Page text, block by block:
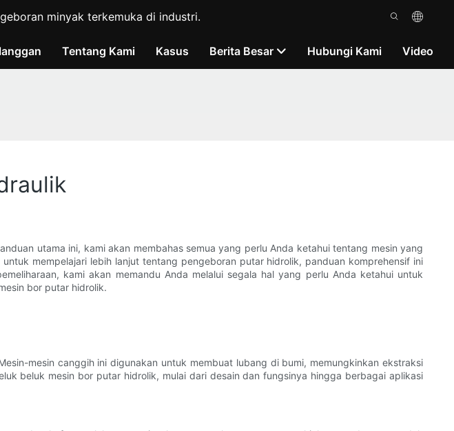
minyak terkemuka di industri.
Tentang Kami Kasus Berita Besar Hubungi Kami Video
utama ini, kami akan membahas semua yang perlu Anda ketahui tentang mesin yang
mempelajari lebih lanjut tentang pengeboran putar hidrolik, panduan komprehensif ini
kami akan memandu Anda melalui segala hal yang perlu Anda ketahui untuk
bor putar hidrolik.
mesin canggih ini digunakan untuk membuat lubang di bumi, memungkinkan ekstraksi
beluk mesin bor putar hidrolik, mulai dari desain dan fungsinya hingga berbagai aplikasi